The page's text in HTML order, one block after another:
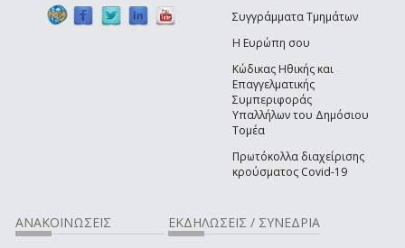
Συγγράμματα Τμημάτων
Η Ευρώπη σου
Κώδικας Ηθικής και
Επαγγελματικής
Συμπεριφοράς
Υπαλλήλων του Δημόσιου
Τομέα
Πρωτόκολλα διαχείρισης
κρούσματος Covid-19
ΑΝΑΚΟΙΝΩΣΕΙΣ ΕΚΔΗΛΩΣΕΙΣ / ΣΥΝΕΔΡΙΑ